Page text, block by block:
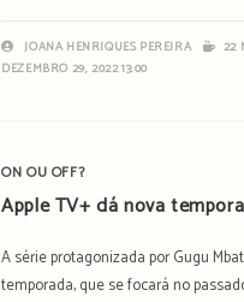
JOANA HENRIQUES PEREIRA
22
DEZEMBRO 29, 2022 13:00
ON OU OFF?
Apple TV+ dá nova
A série protagonizada por Gugu
temporada, que se focará no